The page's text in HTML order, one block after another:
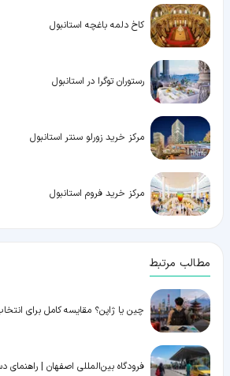
کاخ دلمه باغچه استانبول
رستوران توگرا در استانبول
مرکز خرید زورلو سنتر استانبول
مرکز خرید فروم استانبول
مطالب مرتبط
چین یا ژاپن؟ مقایسه کامل برای
فرودگاه بین‌المللی اصفهان | راهنمای